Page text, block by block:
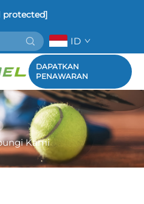
protected]
ID
DAPATKAN
PENAWARAN
Kami